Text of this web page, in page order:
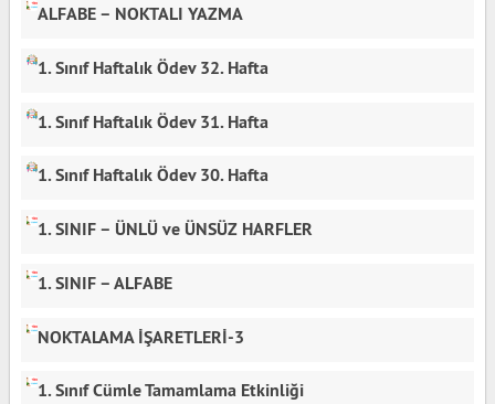
ALFABE – NOKTALI YAZMA
1. Sınıf Haftalık Ödev 32. Hafta
1. Sınıf Haftalık Ödev 31. Hafta
1. Sınıf Haftalık Ödev 30. Hafta
1. SINIF – ÜNLÜ ve ÜNSÜZ HARFLER
1. SINIF – ALFABE
NOKTALAMA İŞARETLERİ-3
1. Sınıf Cümle Tamamlama Etkinliği